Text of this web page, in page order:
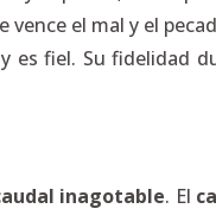
el mal y el
es fiel. Su fidelidad
inagotable. El